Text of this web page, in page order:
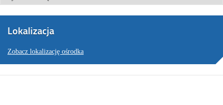
Lokalizacja
Zobacz lokalizację ośrodka